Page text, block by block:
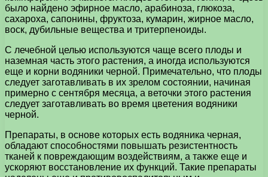
было найдено эфирное масло, арабиноза, глюкоза,
сахароха, сапонины, фруктоза, кумарин, жирное масло,
воск, дубильные вещества и тритерпеноиды.
С лечебной целью используются чаще всего плоды и
наземная часть этого растения, а иногда используются
еще и корни водяники черной. Примечательно, что плоды
следует заготавливать в их зрелом состоянии, начиная
примерно с сентября месяца, а веточки этого растения
следует заготавливать во время цветения водяники
черной.
Препараты, в основе которых есть водяника черная,
обладают способностями повышать резистентность
тканей к повреждающим воздействиям, а также еще и
ускоряют восстановление их функций. Такие препараты